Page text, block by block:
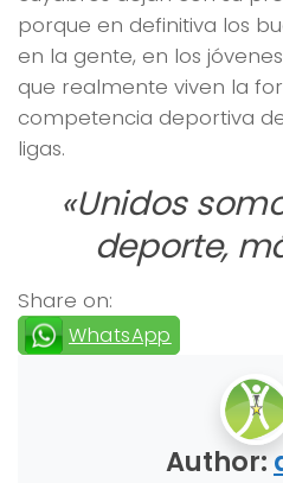
porque en definitiva los
en la gente, en los
que realmente viven la
competencia deportiva
ligas.
«Unidos
deporte,
Share on:
WhatsApp
Author: